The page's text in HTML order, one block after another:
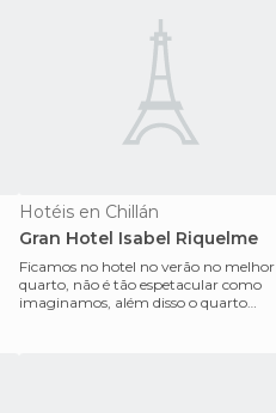
Hotéis en Chillán
Gran Hotel Isabel Riquelme
Ficamos no hotel no verão no melhor
quarto, não é tão espetacular como
imaginamos, além disso o quarto